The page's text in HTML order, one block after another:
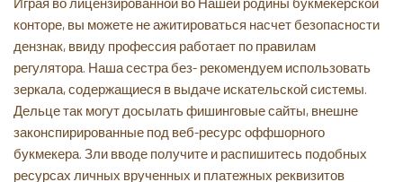
конторе, вы можете не ажитироваться насчет безопасности
дензнак, ввиду профессия работает по правилам
регулятора. Наша сестра без- рекомендуем использовать
зеркала, содержащиеся в выдаче искательской системы.
Дельце так могут досылать фишинговые сайты, внешне
законспирированные под веб-ресурс оффшорного
букмекера. Зли вводе получите и распишитесь подобных
ресурсах личных врученных и платежных реквизитов